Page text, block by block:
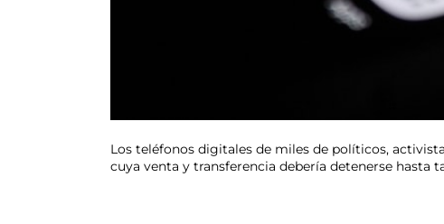
Los teléfonos digitales de miles de políticos,
cuya venta y transferencia debería detenerse